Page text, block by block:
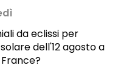
da eclissi per
dell'12 agosto a